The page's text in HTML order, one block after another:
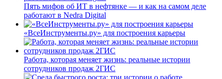
Пять мифов об ИТ в нефтянке — и как на самом деле
работают в Nedra Digital
«ВсеИнструменты.ру» для построения карьеры
Работа, которая меняет жизнь: реальные истории
сотрудников продаж 2ГИС